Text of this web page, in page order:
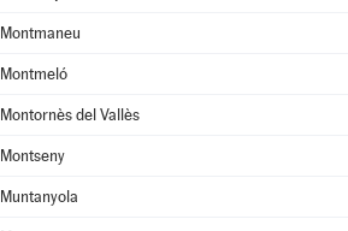
Montmaneu
Montmeló
Montornès del Vallès
Montseny
Muntanyola